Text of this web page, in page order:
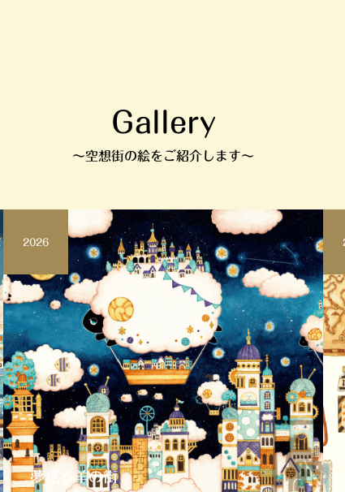
Gallery
〜空想街の絵をご紹介します〜
夢見る羊の街
2026